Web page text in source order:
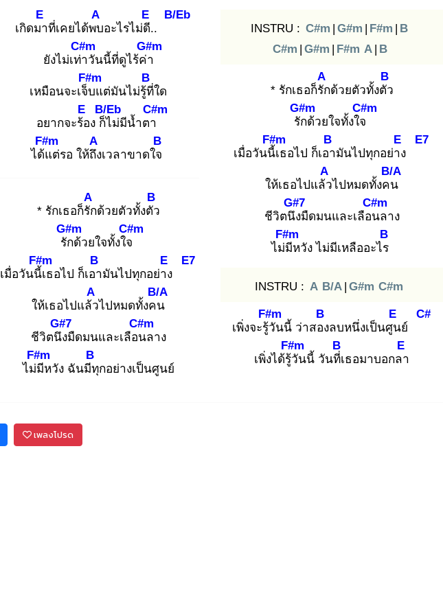
เกิดมา
E
ที่เคยได้พบ
A
อะไรไม่ดี.
E
.
B/Eb
ยังไม่เท่า
C#m
วันนี้ที่ดูไร้ค่า
G#m
เหมือนจะเจ็บ
F#m
แต่มันไม่รู้ที่
B
ใด
อยากจะร้อ
E
ง ก็ไ
B/Eb
ม่มีน้ำตา
C#m
ได้แ
F#m
ต่รอ ให้ถึง
A
เวลาขาดใจ
B
* รักเธอก็รัก
A
ด้วยตัวทั้งตัว
B
รัก
G#m
ด้วยใจทั้งใจ
C#m
เมื่อวันนี้เ
F#m
ธอไป ก็เอา
B
มันไปทุกอย่าง
E E7
ให้เธอไปแล้ว
A
ไปหมดทั้งคน
B/A
ชีวิตนึง
G#7
มืดมนและเลือน
C#m
ลาง
ไม่มี
F#m
หวัง ฉันมีทุ
B
กอย่างเป็นศูนย์
INSTRU : C#m | G#m | F#m | B
C#m | G#m | F#m A | B
* รักเธอก็รัก
A
ด้วยตัวทั้งตัว
B
รัก
G#m
ด้วยใจทั้งใจ
C#m
เมื่อวันนี้เ
F#m
ธอไป ก็เอา
B
มันไปทุกอย่าง
E E7
ให้เธอไปแล้ว
A
ไปหมดทั้งคน
B/A
ชีวิตนึง
G#7
มืดมนและเลือน
C#m
ลาง
ไม่มี
F#m
หวัง ไม่มีเหลืออะไร
B
INSTRU : A B/A | G#m C#m
เพิ่งจะรู้วั
F#m
นนี้ ว่าสอง
B
ลบหนึ่งเป็นศูน
E
ย์
C#
เพิ่งได้รู้วั
F#m
นนี้ วันที่เ
B
ธอมาบอกลา
E
เพลงโปรด